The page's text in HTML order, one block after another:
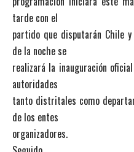
tarde con el
partido que disputarán Chile
de la noche se
realizará la inauguración
autoridades
tanto distritales como
de los entes
organizadores.